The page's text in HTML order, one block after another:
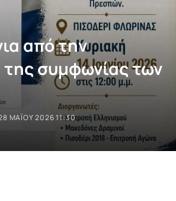
από την
συμφωνίας των
ΜΑΪ́ΟΥ 2026 11:30